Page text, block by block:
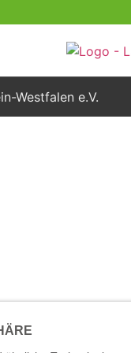
Westfalen e.V.